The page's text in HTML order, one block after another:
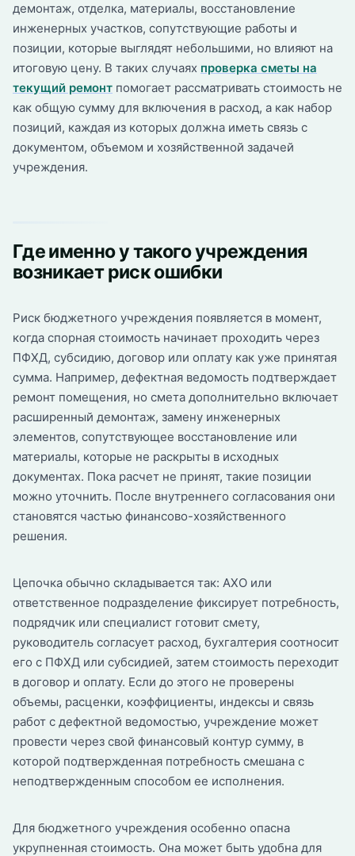
демонтаж, отделка, материалы, восстановление
инженерных участков, сопутствующие работы и
позиции, которые выглядят небольшими, но влияют на
итоговую цену. В таких случаях проверка сметы на
текущий ремонт помогает рассматривать стоимость не
как общую сумму для включения в расход, а как набор
позиций, каждая из которых должна иметь связь с
документом, объемом и хозяйственной задачей
учреждения.
Где именно у такого учреждения
возникает риск ошибки
Риск бюджетного учреждения появляется в момент,
когда спорная стоимость начинает проходить через
ПФХД, субсидию, договор или оплату как уже принятая
сумма. Например, дефектная ведомость подтверждает
ремонт помещения, но смета дополнительно включает
расширенный демонтаж, замену инженерных
элементов, сопутствующее восстановление или
материалы, которые не раскрыты в исходных
документах. Пока расчет не принят, такие позиции
можно уточнить. После внутреннего согласования они
становятся частью финансово-хозяйственного
решения.
Цепочка обычно складывается так: АХО или
ответственное подразделение фиксирует потребность,
подрядчик или специалист готовит смету,
руководитель согласует расход, бухгалтерия соотносит
его с ПФХД или субсидией, затем стоимость переходит
в договор и оплату. Если до этого не проверены
объемы, расценки, коэффициенты, индексы и связь
работ с дефектной ведомостью, учреждение может
провести через свой финансовый контур сумму, в
которой подтвержденная потребность смешана с
неподтвержденным способом ее исполнения.
Для бюджетного учреждения особенно опасна
укрупненная стоимость. Она может быть удобна для